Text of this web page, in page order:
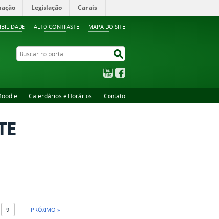
ALTO CONTRASTE MAPA DO SITE
Legislação Canais
Buscar no portal
YouTube
Calendários e Horários Contato
9 PRÓXIMO »